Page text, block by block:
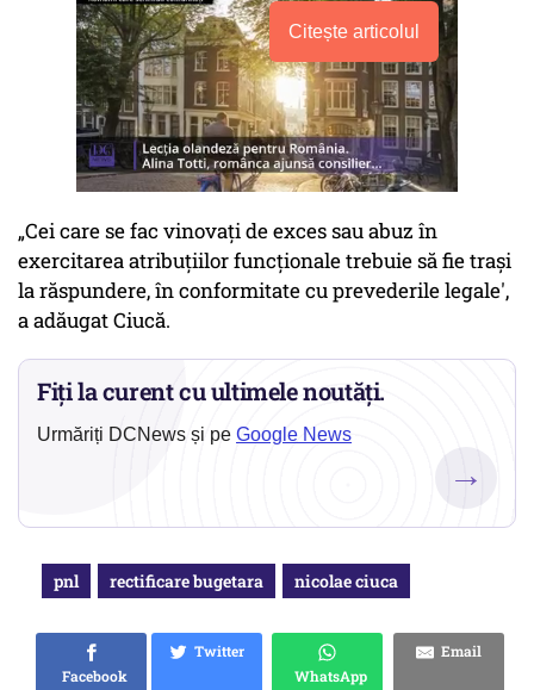
Citește articolul
„Cei care se fac vinovaţi de exces sau abuz în
exercitarea atribuţiilor funcţionale trebuie să fie traşi
la răspundere, în conformitate cu prevederile legale',
a adăugat Ciucă.
Fiți la curent cu ultimele noutăți.
Urmăriți DCNews și pe Google News
→
pnl rectificare bugetara nicolae ciuca
Facebook
Twitter
WhatsApp
Email